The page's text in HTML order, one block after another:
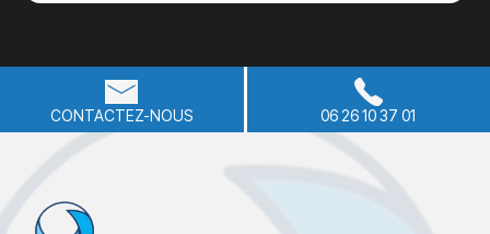
CONTACTEZ-NOUS 06 26 10 37 01